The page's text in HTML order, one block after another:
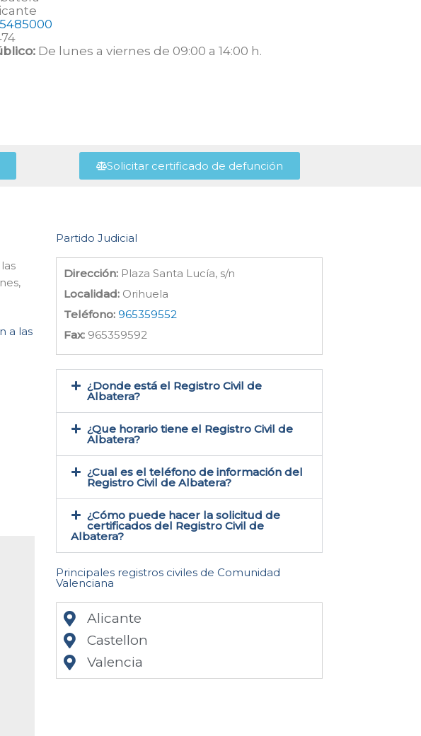
De lunes a viernes de 09:00 a 14:00 h.
Solicitar certificado de defunción
a las
Partido Judicial
Dirección: Plaza Santa Lucía, s/n
Localidad: Orihuela
Teléfono: 965359552
Fax: 965359592
¿Donde está el Registro Civil de
Albatera​?
¿Que horario tiene el Registro Civil de
Albatera?
¿Cual es el teléfono de información del
Registro Civil de Albatera​?
¿Cómo puede hacer la solicitud de
certificados del Registro Civil de
Albatera​?
Principales registros civiles de Comunidad
Valenciana
Alicante
Castellon
Valencia